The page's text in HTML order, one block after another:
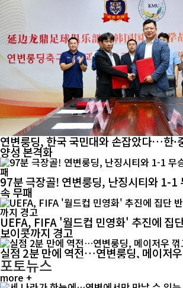
연변룽딩, 한국 국민대와 손잡았다…한·
양성 본격화
97분 극장골! 연변룽딩, 난징시티와 1-
속 무패
UEFA, FIFA '월드컵 민영화' 추진에 집
보이콧까지 경고
실점 2분 만에 역전…연변룽딩, 메이저
포토뉴스
more +